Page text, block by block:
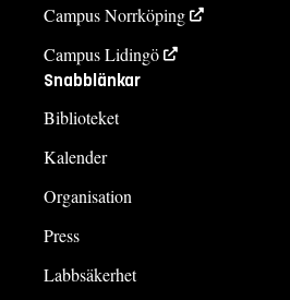
Campus Norrköping
Campus Lidingö
Snabblänkar
Biblioteket
Kalender
Organisation
Press
Labbsäkerhet